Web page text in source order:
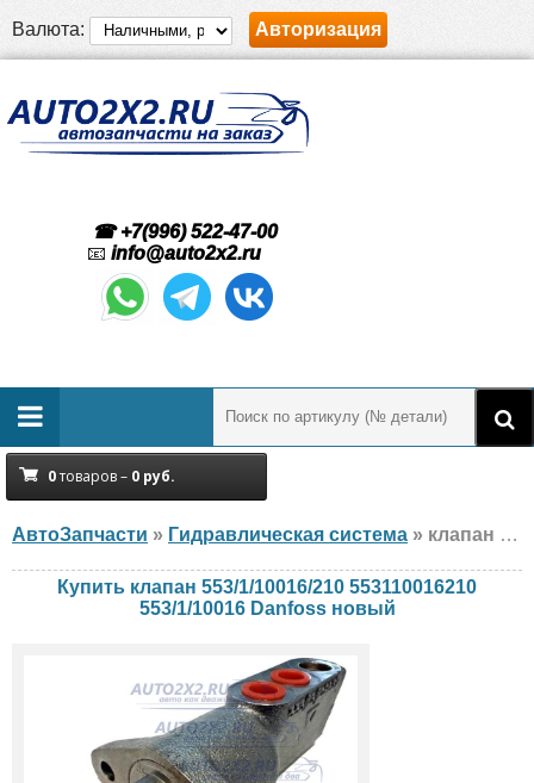
Валюта: Авторизация
☎ +7(996) 522-47-00
📧 info@auto2x2.ru
0товаров – 0 руб.
АвтоЗапчасти » Гидравлическая система » клапан Danfoss 553/1/10016/210 553110016210 553/1/10016 Volvo, HAMM, Caterpillar, новый
Купить клапан 553/1/10016/210 553110016210
553/1/10016 Danfoss новый